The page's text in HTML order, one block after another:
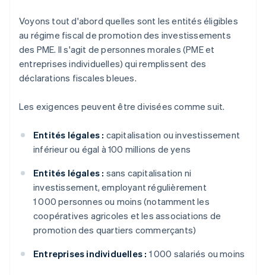
Voyons tout d'abord quelles sont les entités éligibles
au régime fiscal de promotion des investissements
des PME. Il s'agit de personnes morales (PME et
entreprises individuelles) qui remplissent des
déclarations fiscales bleues.
Les exigences peuvent être divisées comme suit.
Entités légales : capitalisation ou investissement
inférieur ou égal à 100 millions de yens
Entités légales : sans capitalisation ni
investissement, employant régulièrement
1 000 personnes ou moins (notamment les
coopératives agricoles et les associations de
promotion des quartiers commerçants)
Entreprises individuelles : 1 000 salariés ou moins